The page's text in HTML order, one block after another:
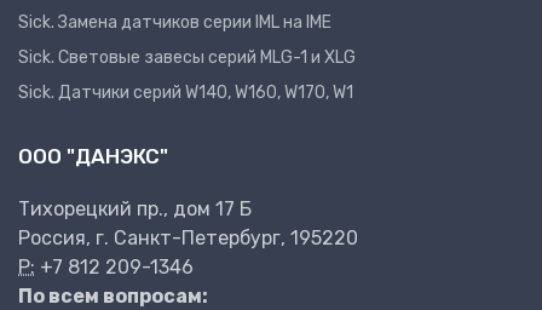
Sick. Замена датчиков серии IML на IME
Sick. Световые завесы серий MLG-1 и XLG
Sick. Датчики серий W140, W160, W170, W1
ООО "ДАНЭКС"
Тихорецкий пр., дом 17 Б
Россия, г. Санкт-Петербург, 195220
P: +7 812 209-1346
По всем вопросам: